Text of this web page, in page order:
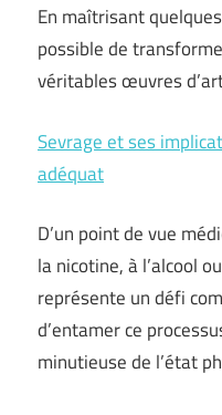
En maîtrisant
possible de
véritables œuvres
Sevrage et ses
adéquat
D’un point de vue
la nicotine, à l’alcool
représente un défi
d’entamer ce
minutieuse de l’état